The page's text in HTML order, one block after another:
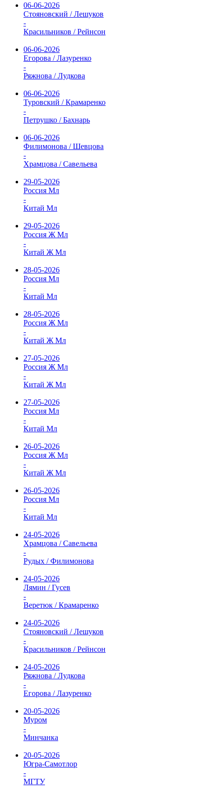
06-06-2026
Стояновский / Лешуков
-
Красильников / Рейнсон
06-06-2026
Егорова / Лазуренко
-
Ряжнова / Лудкова
06-06-2026
Туровский / Крамаренко
-
Петрушко / Бахнарь
06-06-2026
Филимонова / Шевцова
-
Храмцова / Савельева
29-05-2026
Россия Мл
-
Китай Мл
29-05-2026
Россия Ж Мл
-
Китай Ж Мл
28-05-2026
Россия Мл
-
Китай Мл
28-05-2026
Россия Ж Мл
-
Китай Ж Мл
27-05-2026
Россия Ж Мл
-
Китай Ж Мл
27-05-2026
Россия Мл
-
Китай Мл
26-05-2026
Россия Ж Мл
-
Китай Ж Мл
26-05-2026
Россия Мл
-
Китай Мл
24-05-2026
Храмцова / Савельева
-
Рудых / Филимонова
24-05-2026
Лямин / Гусев
-
Веретюк / Крамаренко
24-05-2026
Стояновский / Лешуков
-
Красильников / Рейнсон
24-05-2026
Ряжнова / Лудкова
-
Егорова / Лазуренко
20-05-2026
Муром
-
Минчанка
20-05-2026
Югра-Самотлор
-
МГТУ